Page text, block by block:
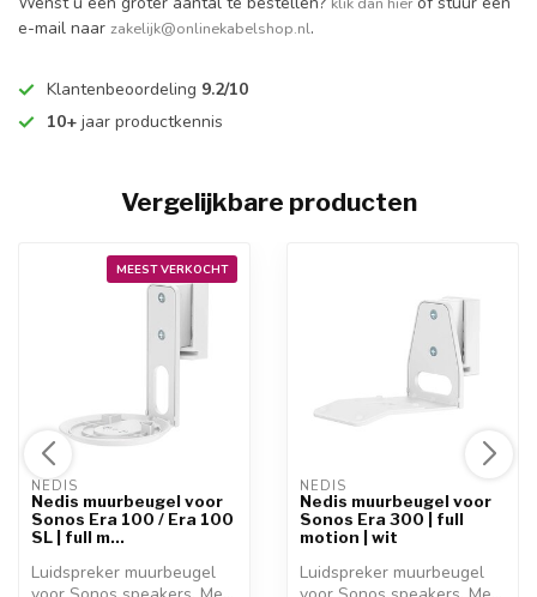
e-mail naar zakelijk@onlinekabelshop.nl.
Klantenbeoordeling 9.2/10
10+ jaar productkennis
Vergelijkbare producten
MEEST VERKOCHT
NEDIS
Nedis muurbeugel voor
Sonos Era 100 / Era 100
SL | full m...
Luidspreker muurbeugel
NEDIS
Nedis muurbeugel voor
Sonos Era 300 | full
motion | wit
Luidspreker muurbeugel